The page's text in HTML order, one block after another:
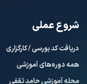
شروع عملی
دریافت کد بورسی / کارگزاری
همه دوره‌های آموزشی
مجله آموزشی حامد ثقفی